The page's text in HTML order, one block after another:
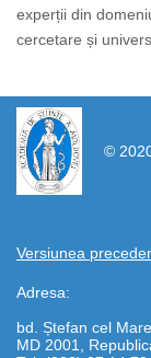
experții din
cercetare și
©
Versiunea
Adresa:
bd. Ștefan cel
MD 2001,
https://